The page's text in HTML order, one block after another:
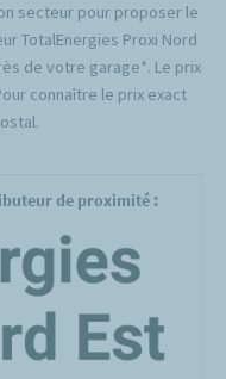
secteur pour proposer le
TotalEnergies Proxi Nord
de votre garage*. Le prix
connaître le prix exact
de proximité :